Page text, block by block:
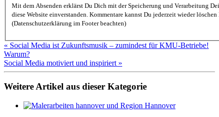
Mit dem Absenden erklärst Du Dich mit der Speicherung und Verarbeitung
diese Website einverstanden. Kommentare kannst Du jederzeit wieder löschen lassen
(Datenschutzerklärung im Footer beachten)
« Social Media ist Zukunftsmusik – zumindest für KMU-Betriebe!
Warum?
Social Media motiviert und inspiriert »
Weitere Artikel aus dieser Kategorie